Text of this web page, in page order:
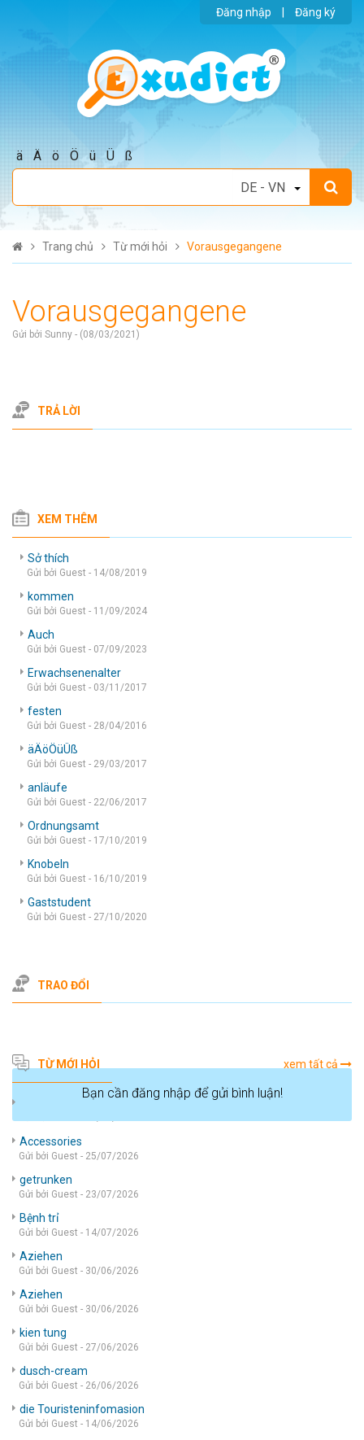
Đăng nhập Đăng ký
ä Ä ö Ö ü Ü ß
Trang chủ Từ mới hỏi Vorausgegangene
Vorausgegangene
Gửi bởi Sunny - (08/03/2021)
TRẢ LỜI
XEM THÊM
Sở thích
Gửi bởi Guest - 14/08/2019
kommen
Gửi bởi Guest - 11/09/2024
Auch
Gửi bởi Guest - 07/09/2023
Erwachsenenalter
Gửi bởi Guest - 03/11/2017
festen
Gửi bởi Guest - 28/04/2016
äÄöÖüÜß
Gửi bởi Guest - 29/03/2017
anläufe
Gửi bởi Guest - 22/06/2017
Ordnungsamt
Gửi bởi Guest - 17/10/2019
Knobeln
Gửi bởi Guest - 16/10/2019
Gaststudent
Gửi bởi Guest - 27/10/2020
TRAO ĐỔI
Bạn cần đăng nhập để gửi bình luận!
TỪ MỚI HỎI xem tất cả
Accessories
Gửi bởi Guest - 25/07/2026
getrunken
Gửi bởi Guest - 23/07/2026
Bệnh trỉ
Gửi bởi Guest - 14/07/2026
Aziehen
Gửi bởi Guest - 30/06/2026
Aziehen
Gửi bởi Guest - 30/06/2026
kien tung
Gửi bởi Guest - 27/06/2026
dusch-cream
Gửi bởi Guest - 26/06/2026
die Touristeninfomasion
Gửi bởi Guest - 14/06/2026